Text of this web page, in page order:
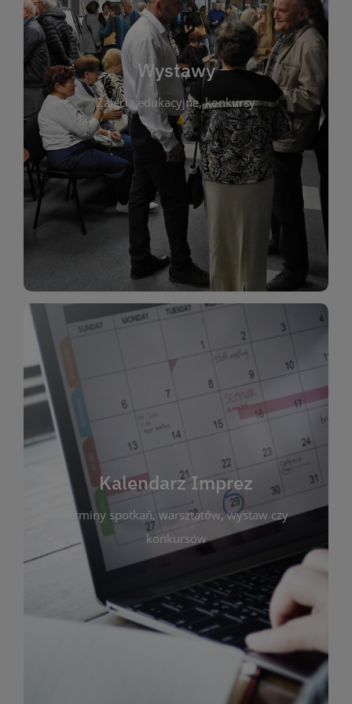
Wystawy
Zajęcia edukacyjne, konkursy
Wystawy
Biblioteka organizuje prezentujące zarówno
sztukę lokalnych twórców, jak i zbiory tematyczne.
W tej sekcji znajdziesz informacje o aktualnych
ekspozycjach oraz archiwum wystaw z
poprzednich lat. Prezentowane prace obejmują
malarstwo, fotografię, rękodzieło i inne formy
artystyczne. Każda wystawa to wyjątkowa okazja
do kontaktu z kulturą i sztuką w przestrzeni
biblioteki. Serdecznie zapraszamy wszystkich
Kalendarz Imprez
terminy spotkań, warsztatów, wystaw czy
konkursów
Kalendarz Imprez
Zakładka ta gromadzi wszystkie planowane
wydarzenia kulturalne i edukacyjne organizowane
przez bibliotekę. Możesz tu sprawdzić terminy
spotkań, warsztatów, wystaw czy konkursów.
Dzięki przejrzystemu kalendarzowi łatwo
zaplanujesz udział w interesujących Cię
wydarzeniach. Aktualizujemy harmonogram na
bieżąco, by zawsze był zgodny z planem pracy
biblioteki. Zapraszamy do śledzenia i uczestnictwa
w życiu kulturalnym miasta!
WIĘCEJ